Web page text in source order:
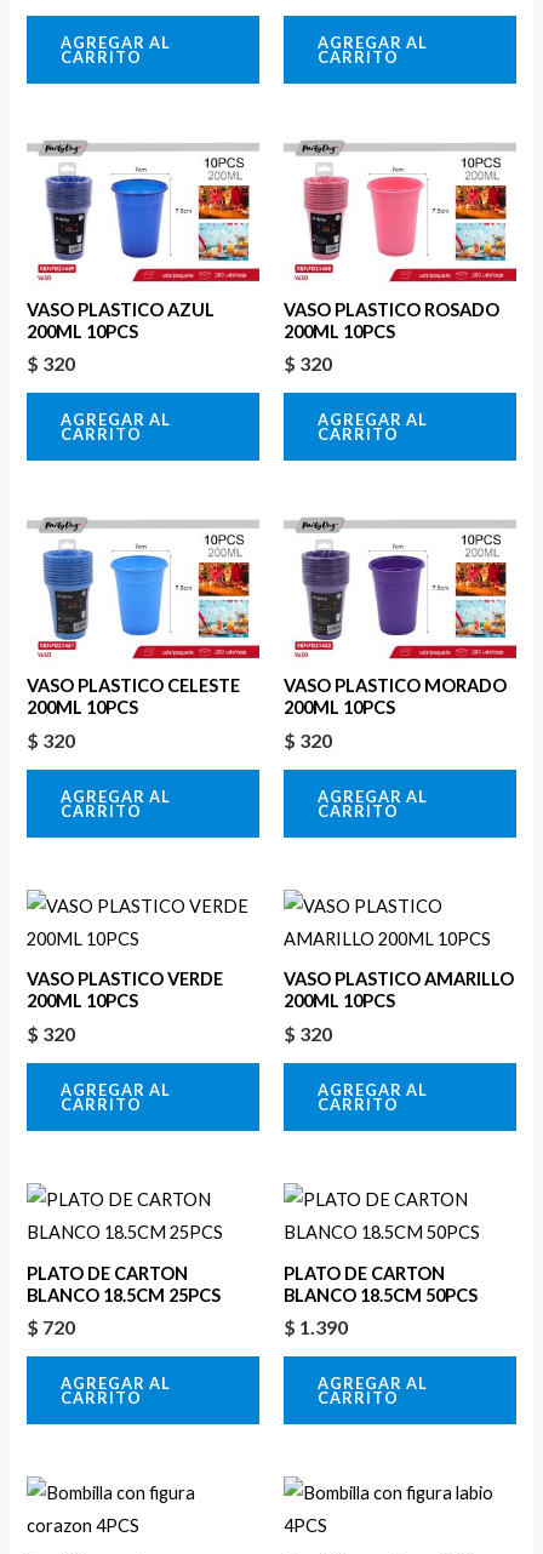
AGREGAR AL
CARRITO
AGREGAR AL
CARRITO
VASO PLASTICO AZUL
200ML 10PCS
$ 320
AGREGAR AL
CARRITO
VASO PLASTICO ROSADO
200ML 10PCS
$ 320
AGREGAR AL
CARRITO
VASO PLASTICO CELESTE
200ML 10PCS
$ 320
AGREGAR AL
CARRITO
VASO PLASTICO MORADO
200ML 10PCS
$ 320
AGREGAR AL
CARRITO
VASO PLASTICO VERDE
200ML 10PCS
$ 320
AGREGAR AL
CARRITO
VASO PLASTICO AMARILLO
200ML 10PCS
$ 320
AGREGAR AL
CARRITO
PLATO DE CARTON
BLANCO 18.5CM 25PCS
$ 720
AGREGAR AL
CARRITO
PLATO DE CARTON
BLANCO 18.5CM 50PCS
$ 1.390
AGREGAR AL
CARRITO